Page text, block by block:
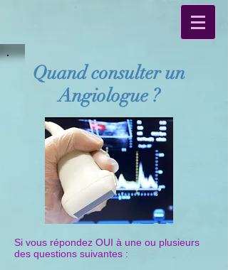
Quand consulter un
Angiologue ?
Si vous répondez OUI à une ou plusieurs
des questions suivantes :